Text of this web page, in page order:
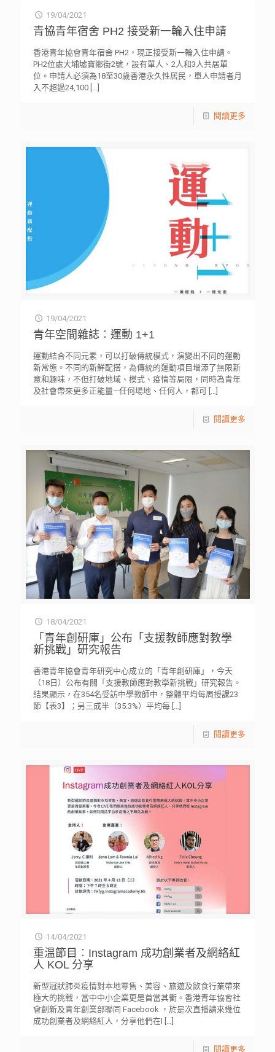
19/04/2021
青協青年宿舍 PH2 接受新一輪入住申請
香港青年協會青年宿舍 PH2，現正接受新一輪入住申請。
PH2位處大埔墟寶鄉街2號，設有單人、2人和3人共居單
位。申請人必須為18至30歲香港永久性居民，單人申請者月
入不超過24,100[…]
閱讀更多
19/04/2021
青年空間雜誌︰運動 1+1
運動結合不同元素，可以打破傳統模式，演變出不同的運動
新常態。不同的新鮮配搭，為傳統的運動項目增添了無限新
意和趣味，不但打破地域、模式、疫情等局限，同時為青年
及社會帶來更多正能量—任何場地、任何人，都可[…]
閱讀更多
18/04/2021
「青年創研庫」公布「支援教師應對教學
新挑戰」研究報告
香港青年協會青年研究中心成立的「青年創研庫」，今天
（18日）公布有關「支援教師應對教學新挑戰」研究報告。
結果顯示，在354名受訪中學教師中，整體平均每周授課23
節【表3】；另三成半（35.3%）平均每[…]
閱讀更多
14/04/2021
重温節目︰Instagram 成功創業者及網絡紅
人 KOL 分享
新型冠狀肺炎疫情對本地零售、美容、旅遊及飲食行業帶來
極大的挑戰，當中中小企業更是首當其衝。香港青年協會社
會創新及青年創業部聯同 Facebook ，於是次直播請來幾位
成功創業者及網絡紅人，分享他們在I […]
閱讀更多